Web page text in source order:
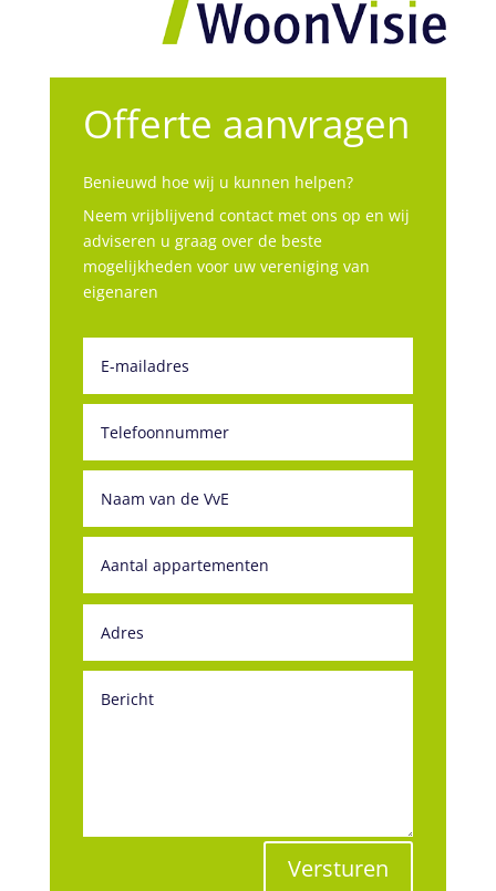
Offerte aanvragen
Benieuwd hoe wij u kunnen helpen?
Neem vrijblijvend contact met ons op en wij
adviseren u graag over de beste
mogelijkheden voor uw vereniging van
eigenaren
Versturen